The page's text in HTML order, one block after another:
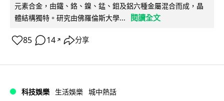
元素合金，由鐵、鉻、鎳、錳、鉬及鋁六種金屬混合而成，晶
體結構獨特。研究由佛羅倫斯大學...
閱讀全文
85 14 ↗ 分享
科技娛樂 生活娛樂 城中熱話